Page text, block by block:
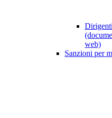
web)
Sanzioni per